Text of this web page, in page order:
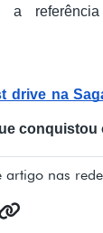
a
drive na
conquistou
artigo nas